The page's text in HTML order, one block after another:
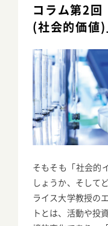
コラム第2
(社会的価値
そもそも「社会的
しょうか、そして
ライス大学教授の
トとは、活動や投